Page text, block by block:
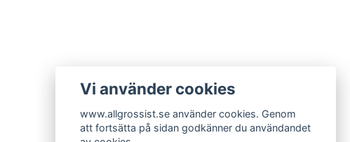
Vi använder cookies
www.allgrossist.se använder cookies. Genom
att fortsätta på sidan godkänner du användandet